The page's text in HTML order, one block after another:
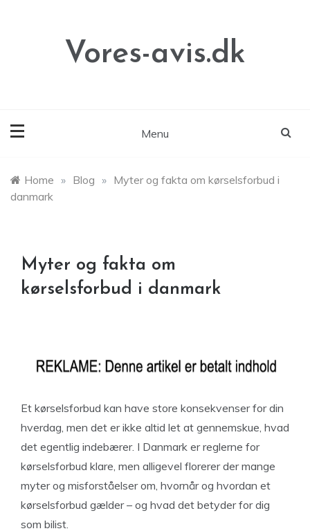
Vores-avis.dk
Menu
Home » Blog » Myter og fakta om kørselsforbud i
danmark
Myter og fakta om
kørselsforbud i danmark
Et kørselsforbud kan have store konsekvenser for din
hverdag, men det er ikke altid let at gennemskue, hvad
det egentlig indebærer. I Danmark er reglerne for
kørselsforbud klare, men alligevel florerer der mange
myter og misforståelser om, hvornår og hvordan et
kørselsforbud gælder – og hvad det betyder for dig
som bilist.